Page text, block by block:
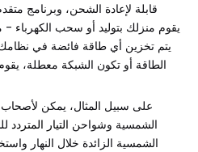
قابلة لإعادة الشحن، وبرنامج
يقوم منزلك بتوليد أو سحب الكهرباء
يتم تخزين أي طاقة فائضة في
الطاقة أو تكون الشبكة معطلة، يقوم
على سبيل المثال، يمكن لأصحاب
الشمسية وشواحن التيار المتردد
الشمسية الزائدة خلال النهار